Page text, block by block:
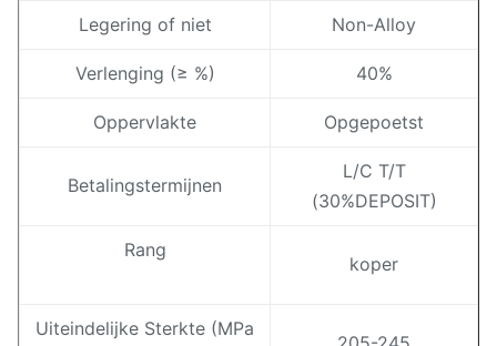
Legering of niet Non-Alloy
Verlenging (≥ %) 40%
Oppervlakte Opgepoetst
Betalingstermijnen
L/C T/T
(30%DEPOSIT)
Rang
koper
Uiteindelijke Sterkte (MPa